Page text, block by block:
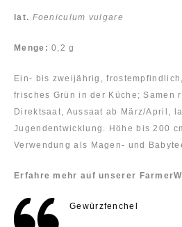
lat. Foeniculum vulgare
Menge: 0,2 g
Ein- bis zweijährig,
frisches Grün in der Küche; Samen
Direktsaat, Aussaat ab März/April,
Jugendentwicklung. Höhe bis 200
Verwendung als Magen- und
Erfahre mehr auf unserer
Gewürzfenchel